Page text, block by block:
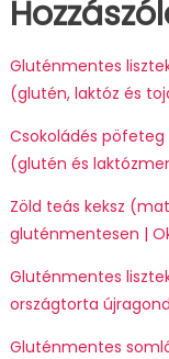
Gluténmentes
(glutén, laktóz és
Csokoládés pöfeteg
(glutén és
Zöld teás keksz
gluténmentesen |
Gluténmentes
országtorta
Gluténmentes